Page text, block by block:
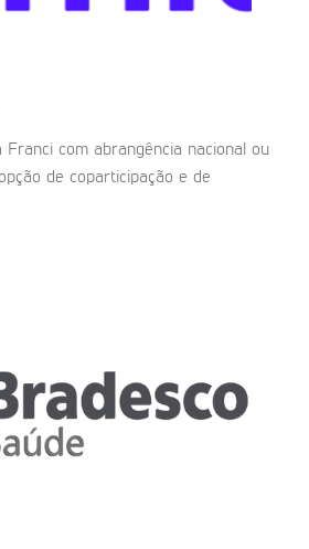
Franci com abrangência nacional ou
de coparticipação e de